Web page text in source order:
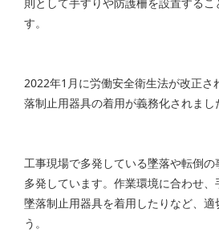
す。
2022年1月に労働安全衛生法が改正さ
落制止用器具の着用が義務化されまし
工事現場で多発している墜落や転倒
多発しています。作業環境に合わせ、
墜落制止用器具を着用したりなど、適
う。